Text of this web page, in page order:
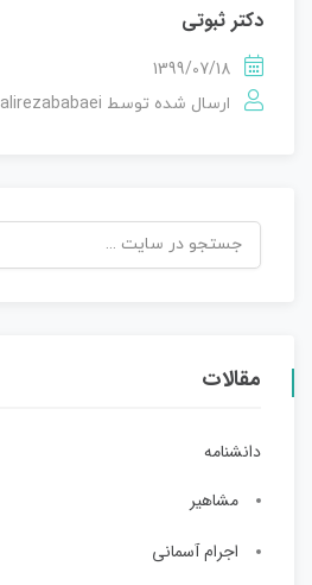
دکتر ثبوتی
1399/07/18
ارسال شده توسط alirezababaei
مقالات
دانشنامه
مشاهیر
اجرام آسمانی